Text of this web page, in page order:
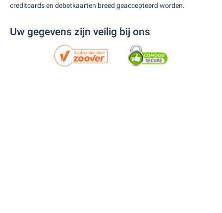
creditcards en debetkaarten breed geaccepteerd worden.
Uw gegevens zijn veilig bij ons